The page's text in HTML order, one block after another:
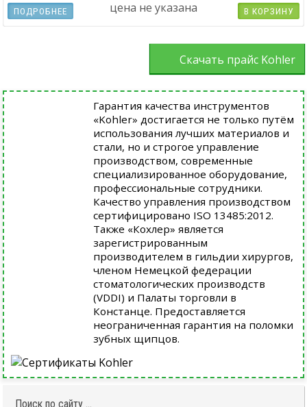
цена не указана В КОРЗИНУ
ПОДРОБНЕЕ
Скачать прайс Kohler
Гарантия качества инструментов
«Kohler» достигается не только путём
использования лучших материалов и
стали, но и строгое управление
производством, современные
специализированное оборудование,
профессиональные сотрудники.
Качество управления производством
сертифицировано ISO 13485:2012.
Также «Кохлер» является
зарегистрированным
производителем в гильдии хирургов,
членом Немецкой федерации
стоматологических производств
(VDDI) и Палаты торговли в
Констанце. Предоставляется
неограниченная гарантия на поломки
зубных щипцов.